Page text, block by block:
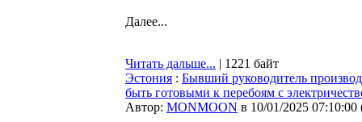
Далее...
Читать дальше... | 1221 байт
Эстония : Бывший руководитель
быть готовыми к перебоям с
Автор: MONMOON в 10/01/2025 07:10:00